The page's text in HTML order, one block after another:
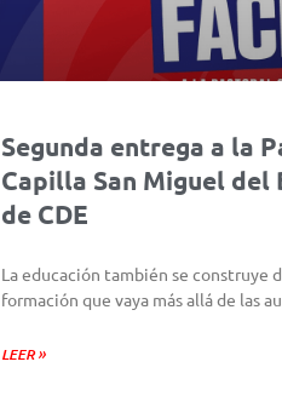
Segunda entrega a la
Capilla San Miguel
de CDE
La educación también se construye
formación que vaya más allá de las
LEER »